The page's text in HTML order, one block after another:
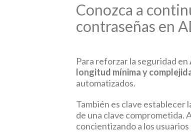
Conozca a
contraseñas en
Para reforzar la seguridad en
longitud mínima y
automatizados.
También es clave establecer
de una clave comprometida.
concientizando a los